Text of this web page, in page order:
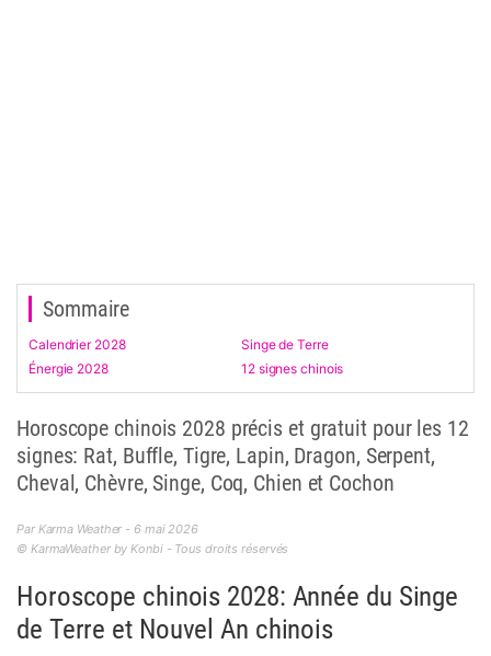
Sommaire
Calendrier 2028
Singe de Terre
Énergie 2028
12 signes chinois
Horoscope chinois 2028 précis et gratuit pour les 12
signes: Rat, Buffle, Tigre, Lapin, Dragon, Serpent,
Cheval, Chèvre, Singe, Coq, Chien et Cochon
Par Karma Weather - 6 mai 2026
© KarmaWeather by Konbi - Tous droits réservés
Horoscope chinois 2028: Année du Singe
de Terre et Nouvel An chinois